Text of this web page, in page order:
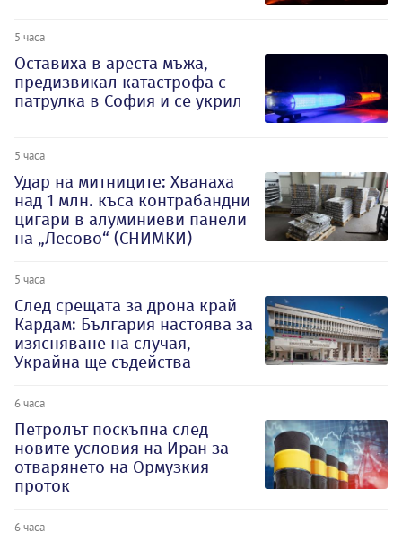
5 часа
Оставиха в ареста мъжа,
предизвикал катастрофа с
патрулка в София и се укрил
5 часа
Удар на митниците: Хванаха
над 1 млн. къса контрабандни
цигари в алуминиеви панели
на „Лесово“ (СНИМКИ)
5 часа
След срещата за дрона край
Кардам: България настоява за
изясняване на случая,
Украйна ще съдейства
6 часа
Петролът поскъпна след
новите условия на Иран за
отварянето на Ормузкия
проток
6 часа